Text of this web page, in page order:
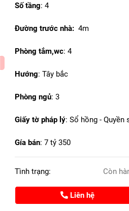
Số tầng: 4
Đường trước nhà: 4m
Phòng tắm,wc: 4
Hướng: Tây bắc
Phòng ngủ: 3
Giấy tờ pháp lý: Sổ hồng - Quyền
Gía bán: 7 tỷ 350
Tình trạng: Còn
Liên hệ